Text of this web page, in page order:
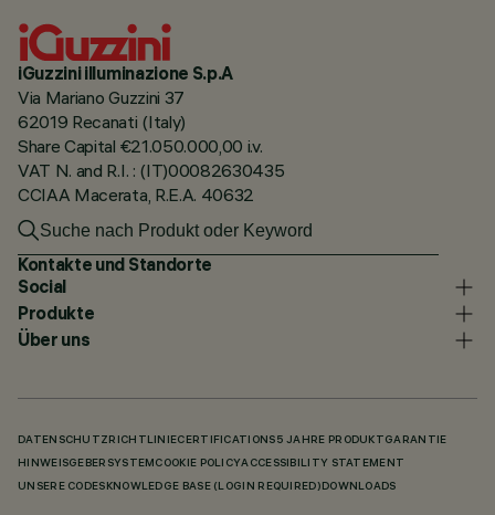
iGuzzini illuminazione S.p.A
Via Mariano Guzzini 37
62019 Recanati (Italy)
Share Capital €21.050.000,00 i.v.
VAT N. and R.I. : (IT)00082630435
CCIAA Macerata, R.E.A. 40632
Kontakte und Standorte
Social
Produkte
Über uns
DATENSCHUTZRICHTLINIECERTIFICATIONS 5 JAHRE PRODUKTGARANTIE
HINWEISGEBERSYSTEM COOKIE POLICYACCESSIBILITY STATEMENT
UNSERE CODES KNOWLEDGE BASE (LOGIN REQUIRED) DOWNLOADS